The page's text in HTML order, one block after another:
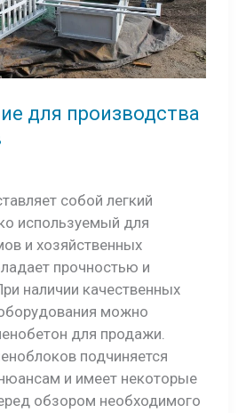
для производства
собой легкий
используемый для
и хозяйственных
прочностью и
наличии качественных
можно
для продажи.
подчиняется
и имеет некоторые
обзором необходимого